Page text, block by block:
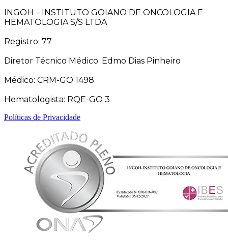
INGOH – INSTITUTO GOIANO DE ONCOLOGIA E
HEMATOLOGIA S/S LTDA
Registro: 77
Diretor Técnico Médico: Edmo Dias Pinheiro
Médico: CRM-GO 1498
Hematologista: RQE-GO 3
Políticas de Privacidade